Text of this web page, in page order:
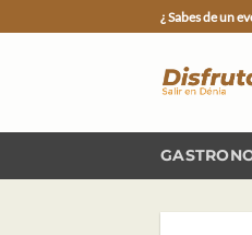
to
¿ Sabes de un